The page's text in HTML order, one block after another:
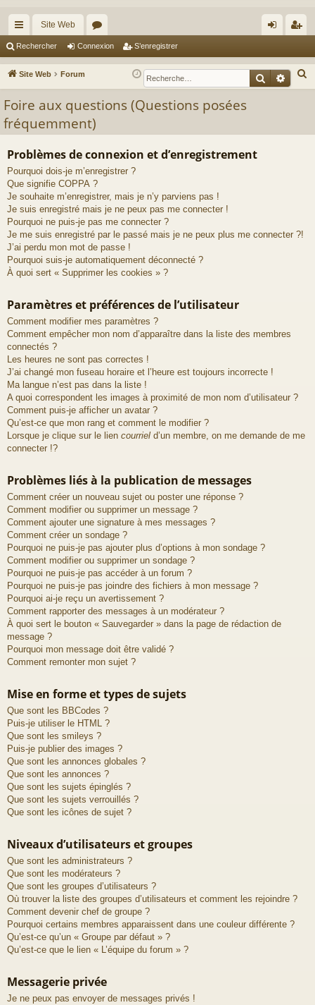
cc
ès
ra
pi
de
Site Web
or
u
m
s
ne
xi
nr
eg
Rechercher Connexion S’enregistrer
Site Web Forum
e
e
Foire aux questions (Questions posées
fréquemment)
Problèmes de connexion et d’enregistrement
Pourquoi dois-je m’enregistrer ?
Que signifie COPPA ?
Je souhaite m’enregistrer, mais je n’y parviens pas !
Je suis enregistré mais je ne peux pas me connecter !
Pourquoi ne puis-je pas me connecter ?
Je me suis enregistré par le passé mais je ne peux plus me connecter ?!
J’ai perdu mon mot de passe !
Pourquoi suis-je automatiquement déconnecté ?
À quoi sert « Supprimer les cookies » ?
Paramètres et préférences de l’utilisateur
Comment modifier mes paramètres ?
Comment empêcher mon nom d’apparaître dans la liste des membres
connectés ?
Les heures ne sont pas correctes !
J’ai changé mon fuseau horaire et l’heure est toujours incorrecte !
Ma langue n’est pas dans la liste !
A quoi correspondent les images à proximité de mon nom d’utilisateur ?
Comment puis-je afficher un avatar ?
Qu’est-ce que mon rang et comment le modifier ?
Lorsque je clique sur le lien courriel d’un membre, on me demande de me
connecter !?
Problèmes liés à la publication de messages
Comment créer un nouveau sujet ou poster une réponse ?
Comment modifier ou supprimer un message ?
Comment ajouter une signature à mes messages ?
Comment créer un sondage ?
Pourquoi ne puis-je pas ajouter plus d’options à mon sondage ?
Comment modifier ou supprimer un sondage ?
Pourquoi ne puis-je pas accéder à un forum ?
Pourquoi ne puis-je pas joindre des fichiers à mon message ?
Pourquoi ai-je reçu un avertissement ?
Comment rapporter des messages à un modérateur ?
À quoi sert le bouton « Sauvegarder » dans la page de rédaction de
message ?
Pourquoi mon message doit être validé ?
Comment remonter mon sujet ?
Mise en forme et types de sujets
Que sont les BBCodes ?
Puis-je utiliser le HTML ?
Que sont les smileys ?
Puis-je publier des images ?
Que sont les annonces globales ?
Que sont les annonces ?
Que sont les sujets épinglés ?
Que sont les sujets verrouillés ?
Que sont les icônes de sujet ?
Niveaux d’utilisateurs et groupes
Que sont les administrateurs ?
Que sont les modérateurs ?
Que sont les groupes d’utilisateurs ?
Où trouver la liste des groupes d’utilisateurs et comment les rejoindre ?
Comment devenir chef de groupe ?
Pourquoi certains membres apparaissent dans une couleur différente ?
Qu’est-ce qu’un « Groupe par défaut » ?
Qu’est-ce que le lien « L’équipe du forum » ?
Messagerie privée
Je ne peux pas envoyer de messages privés !